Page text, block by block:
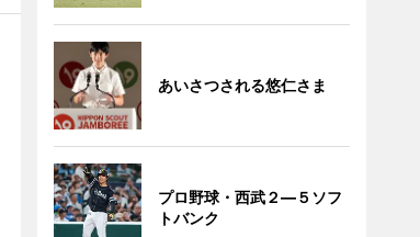
あいさつされる悠仁さま
プロ野球・西武２―５ソフ
トバンク